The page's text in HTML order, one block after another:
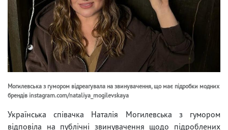
Могилевська з гумором відреагувала на звинувачення, що має підробки модних
брендів instagram.com/nataliya_mogilevskaya
Українська співачка Наталія Могилевська з гумором
відповіла на публічні звинувачення щодо підроблених